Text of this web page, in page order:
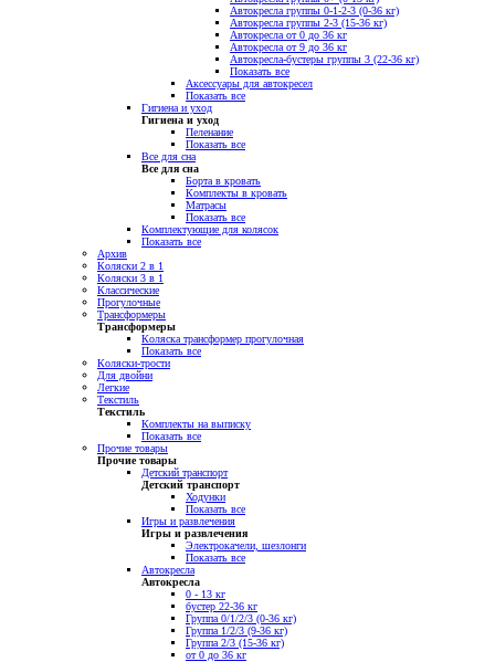
Автокресла группы 0-1-2-3 (0-36 кг)
Автокресла группы 2-3 (15-36 кг)
Автокресла от 0 до 36 кг
Автокресла от 9 до 36 кг
Автокресла-бустеры группы 3 (22-36 кг)
Показать все
Аксессуары для автокресел
Показать все
Гигиена и уход
Гигиена и уход
Пеленание
Показать все
Все для сна
Все для сна
Борта в кровать
Комплекты в кровать
Матрасы
Показать все
Комплектующие для колясок
Показать все
Архив
Коляски 2 в 1
Коляски 3 в 1
Классические
Прогулочные
Трансформеры
Трансформеры
Коляска трансформер прогулочная
Показать все
Коляски-трости
Для двойни
Легкие
Текстиль
Текстиль
Комплекты на выписку
Показать все
Прочие товары
Прочие товары
Детский транспорт
Детский транспорт
Ходунки
Показать все
Игры и развлечения
Игры и развлечения
Электрокачели, шезлонги
Показать все
Автокресла
Автокресла
0 - 13 кг
бустер 22-36 кг
Группа 0/1/2/3 (0-36 кг)
Группа 1/2/3 (9-36 кг)
Группа 2/3 (15-36 кг)
от 0 до 36 кг